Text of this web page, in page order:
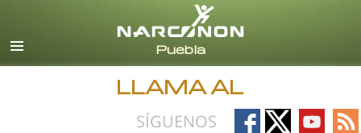
Español
Todas las Regiones/Idiomas
LLAMA AL
SÍGUENOS
FollowFollowFollow